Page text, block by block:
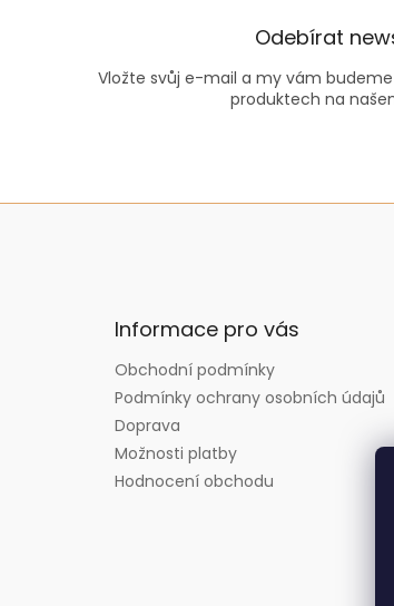
Odebírat
Vložte svůj e-mail a my vám
produktech na
Z
Informace pro vás
Obchodní podmínky
Podmínky ochrany osobních údajů
Doprava
Možnosti platby
Hodnocení obchodu